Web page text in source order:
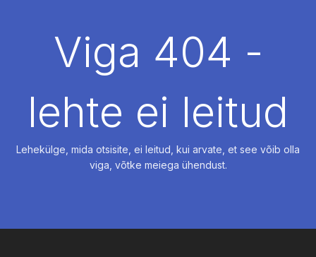
PALKAMAViga 404 -
lehte ei leitud
Lehekülge, mida otsisite, ei leitud, kui arvate, et see võib olla
viga, võtke meiega ühendust.